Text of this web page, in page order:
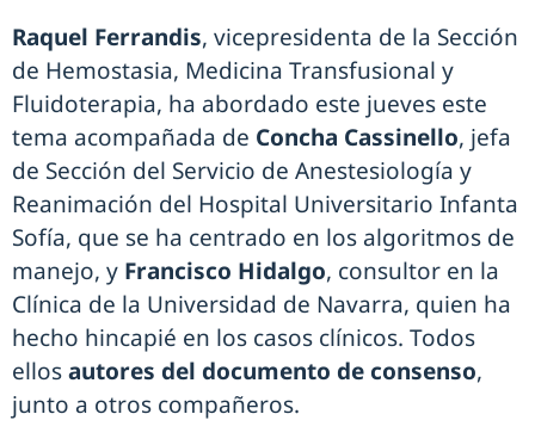
Raquel Ferrandis, vicepresidenta de la Sección
de Hemostasia, Medicina Transfusional y
Fluidoterapia, ha abordado este jueves este
tema acompañada de Concha Cassinello, jefa
de Sección del Servicio de Anestesiología y
Reanimación del Hospital Universitario Infanta
Sofía, que se ha centrado en los algoritmos de
manejo, y Francisco Hidalgo, consultor en la
Clínica de la Universidad de Navarra, quien ha
hecho hincapié en los casos clínicos. Todos
ellosautores del documento de consenso,
junto a otros compañeros.